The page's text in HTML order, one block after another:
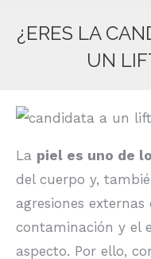
¿ERES LA
UN
La piel es uno de
del cuerpo y,
agresiones
contaminación y el
aspecto. Por ello,